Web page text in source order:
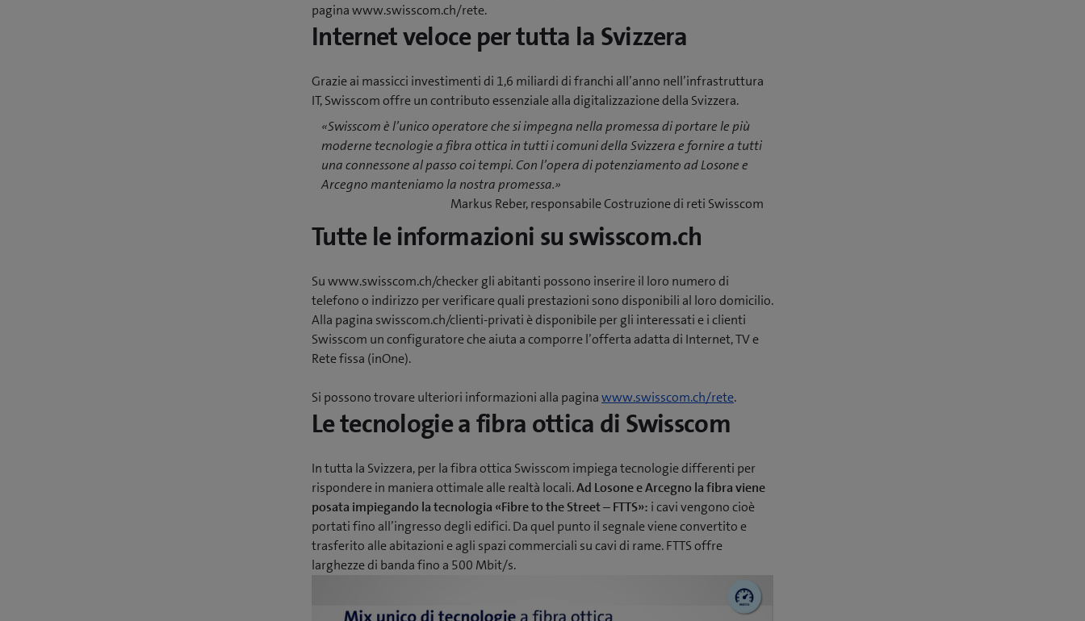
pagina www.swisscom.ch/rete.
Internet veloce per tutta la Svizzera
Grazie ai massicci investimenti di 1,6 miliardi di franchi all’anno nell’infrastruttura
IT, Swisscom offre un contributo essenziale alla digitalizzazione della Svizzera.
«Swisscom è l’unico operatore che si impegna nella promessa di portare le più
moderne tecnologie a fibra ottica in tutti i comuni della Svizzera e fornire a tutti
una connessone al passo coi tempi. Con l’opera di potenziamento ad Losone e
Arcegno manteniamo la nostra promessa.»
Markus Reber, responsabile Costruzione di reti Swisscom
Tutte le informazioni su swisscom.ch
Su www.swisscom.ch/checker gli abitanti possono inserire il loro numero di
telefono o indirizzo per verificare quali prestazioni sono disponibili al loro domicilio.
Alla pagina swisscom.ch/clienti-privati è disponibile per gli interessati e i clienti
Swisscom un configuratore che aiuta a comporre l’offerta adatta di Internet, TV e
Rete fissa (inOne).
Si possono trovare ulteriori informazioni alla paginawww.swisscom.ch/rete.
Le tecnologie a fibra ottica di Swisscom
In tutta la Svizzera, per la fibra ottica Swisscom impiega tecnologie differenti per
rispondere in maniera ottimale alle realtà locali.Ad Losone e Arcegno la fibra viene
posata impiegando la tecnologia «Fibre to the Street – FTTS»: i cavi vengono cioè
portati fino all’ingresso degli edifici. Da quel punto il segnale viene convertito e
trasferito alle abitazioni e agli spazi commerciali su cavi di rame. FTTS offre
larghezze di banda fino a 500 Mbit/s.